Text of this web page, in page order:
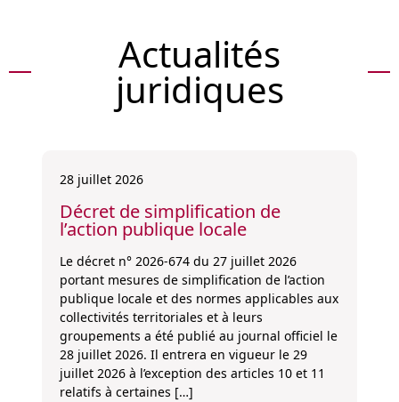
Actualités
juridiques
28 juillet 2026
Décret de simplification de
l’action publique locale
Le décret n° 2026-674 du 27 juillet 2026
portant mesures de simplification de l’action
publique locale et des normes applicables aux
collectivités territoriales et à leurs
groupements a été publié au journal officiel le
28 juillet 2026. Il entrera en vigueur le 29
juillet 2026 à l’exception des articles 10 et 11
relatifs à certaines […]